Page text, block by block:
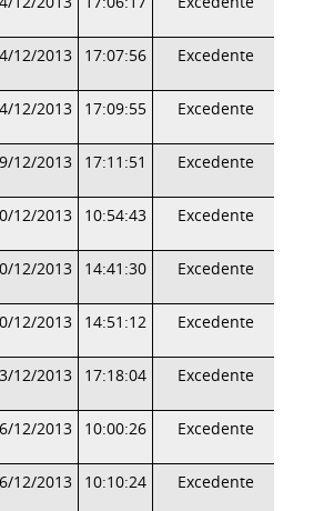
12/2013 17:07:56 Excedente
12/2013 17:09:55 Excedente
12/2013 17:11:51 Excedente
12/2013 10:54:43 Excedente
12/2013 14:41:30 Excedente
12/2013 14:51:12 Excedente
12/2013 17:18:04 Excedente
12/2013 10:00:26 Excedente
12/2013 10:10:24 Excedente